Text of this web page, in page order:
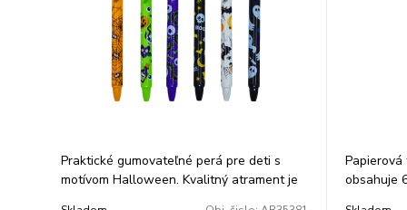
Praktické gumovateľné perá pre deti s
motívom Halloween. Kvalitný atrament je
Papierová
obsahuje